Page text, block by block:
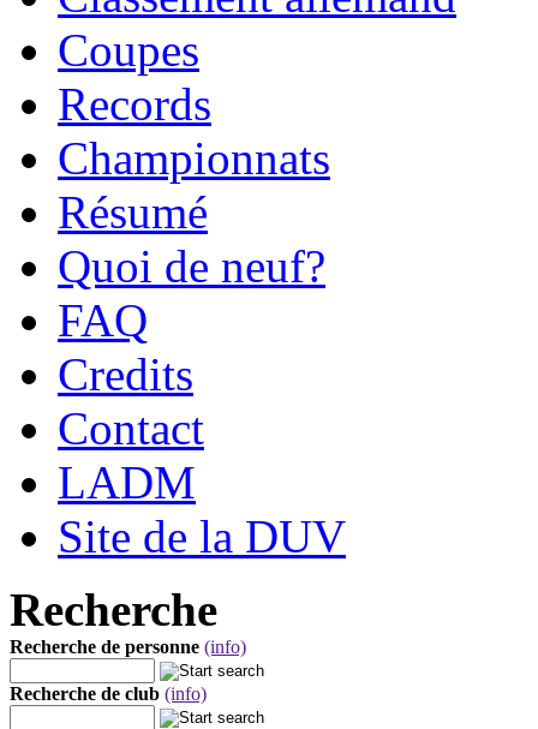
Coupes
Records
Championnats
Résumé
Quoi de neuf?
FAQ
Credits
Contact
LADM
Site de la DUV
Recherche
Recherche de personne (info)
Recherche de club (info)